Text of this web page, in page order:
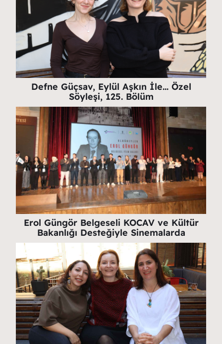
Defne Güçsav, Eylül Aşkın İle… Özel
Söyleşi, 125. Bölüm
Erol Güngör Belgeseli KOCAV ve Kültür
Bakanlığı Desteğiyle Sinemalarda